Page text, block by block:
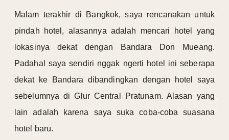
Malam terakhir di Bangkok, saya rencanakan untuk
pindah hotel, alasannya adalah mencari hotel yang
lokasinya dekat dengan Bandara Don Mueang.
Padahal saya sendiri nggak ngerti hotel ini seberapa
dekat ke Bandara dibandingkan dengan hotel saya
sebelumnya di Glur Central Pratunam. Alasan yang
lain adalah karena saya suka coba-coba suasana
hotel baru.